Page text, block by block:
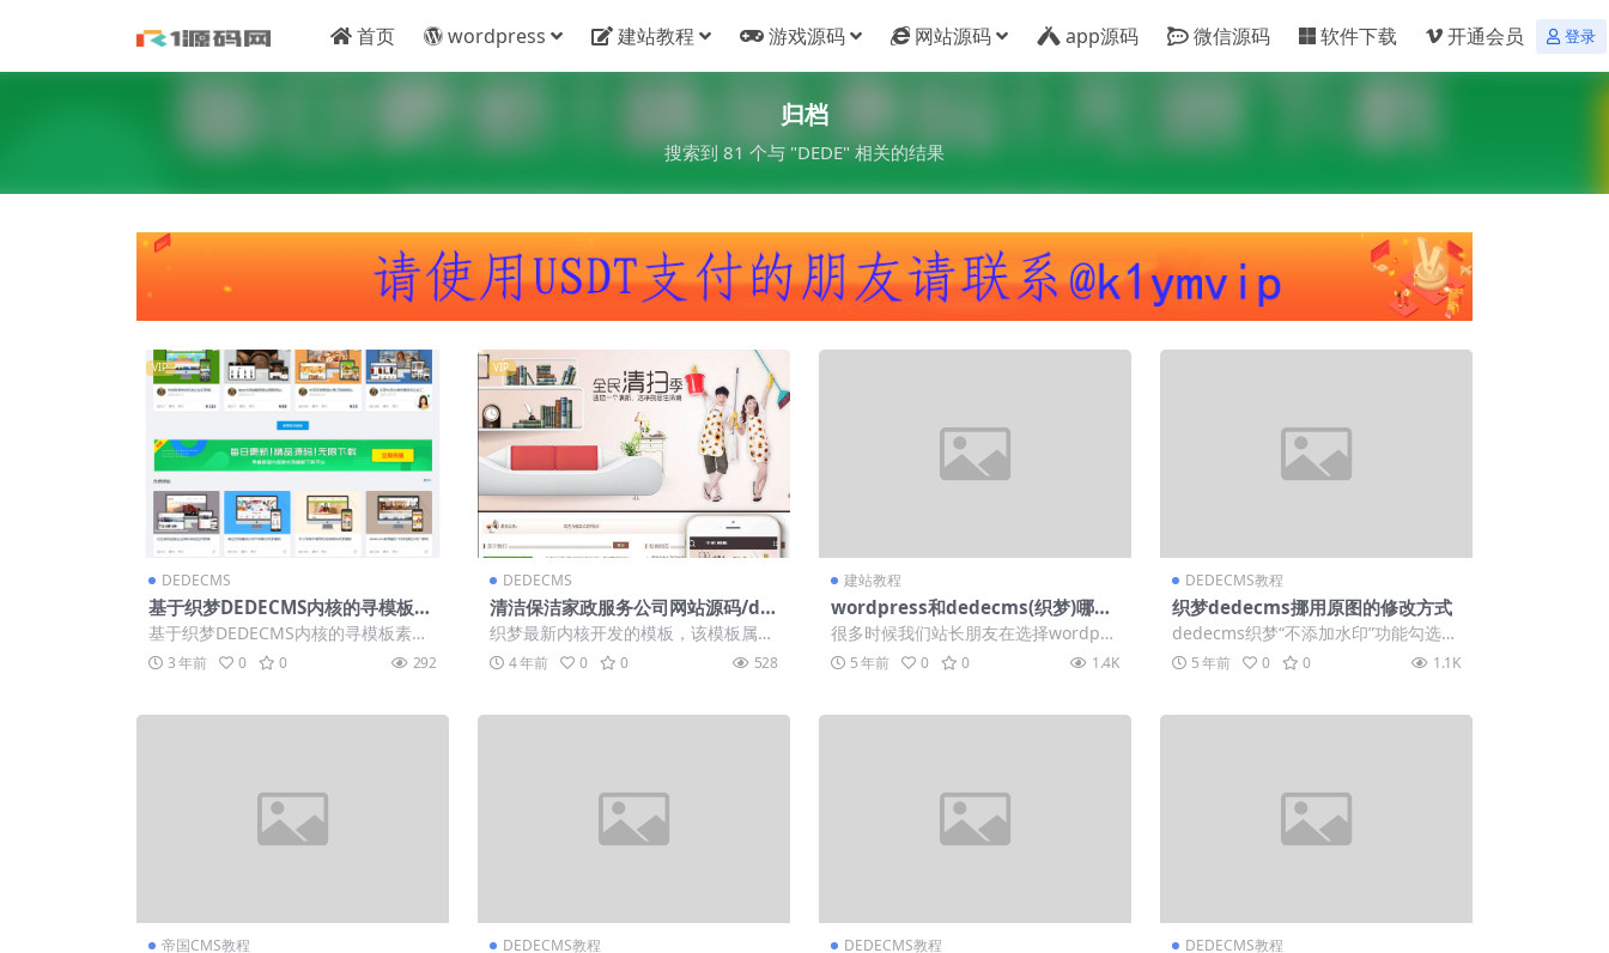
首页 wordpress 建站教程 游戏源码 网站源码 app源码 微信源码 软件下载 开通会员 登录
归档
搜索到 81 个与 "DEDE" 相关的结果
VIP
DEDECMS
基于织梦DEDECMS内核的寻模板素
材图片设计收费下载站源码
基于织梦DEDECMS内核的寻模板素材
图片设计收费下载站源码
3 年前 0 0 292
VIP
DEDECMS
清洁保洁家政服务公司网站源码/de
decms织梦模板 (带手机端)
织梦最新内核开发的模板，该模板属于
企业通用类、洁净、清洁服务类企业都
可使用， 这...
4 年前 0 0 528
建站教程
wordpress和dedecms(织梦)哪个
更加好用？
很多时候我们站长朋友在选择wordpre
ss和dedecms建站的时候都是一脸的...
5 年前 0 0 1.4K
DEDECMS教程
织梦dedecms挪用原图的修改方式
dedecms织梦“不添加水印”功能勾选无
效的解决办法 织梦/dedecms不添...
5 年前 0 0 1.1K
帝国CMS教程 DEDECMS教程 DEDECMS教程 DEDECMS教程